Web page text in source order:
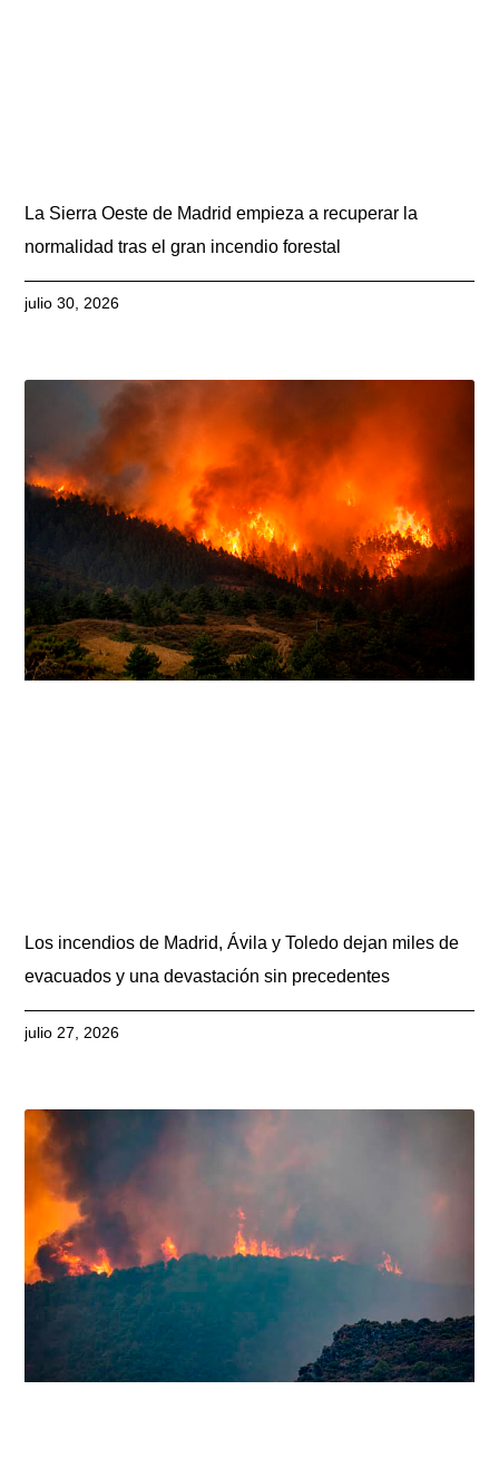
La Sierra Oeste de Madrid empieza a recuperar la
normalidad tras el gran incendio forestal
julio 30, 2026
Los incendios de Madrid, Ávila y Toledo dejan miles de
evacuados y una devastación sin precedentes
julio 27, 2026